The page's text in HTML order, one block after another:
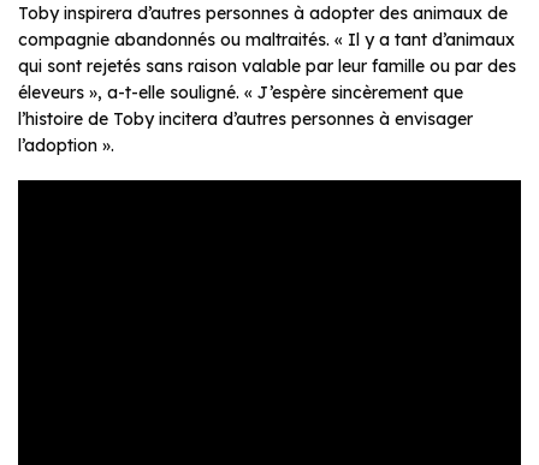
Toby inspirera d’autres personnes à adopter des animaux de
compagnie abandonnés ou maltraités. « Il y a tant d’animaux
qui sont rejetés sans raison valable par leur famille ou par des
éleveurs », a-t-elle souligné. « J’espère sincèrement que
l’histoire de Toby incitera d’autres personnes à envisager
l’adoption ».